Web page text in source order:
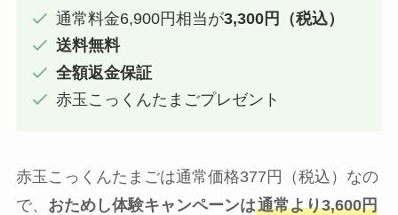
通常料金6,900円相当が3,300円（税込）
送料無料
全額返金保証
赤玉こっくんたまごプレゼント
赤玉こっくんたまごは通常価格377円（税込）なの
で、 おためし体験キャンペーンは通常より3,600円